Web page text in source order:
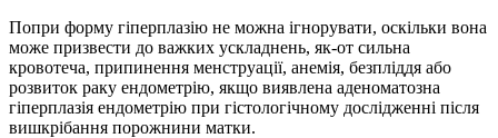
Попри форму гіперплазію не можна ігнорувати, оскільки вона
може призвести до важких ускладнень, як-от сильна
кровотеча, припинення менструації, анемія, безпліддя або
розвиток раку ендометрію, якщо виявлена аденоматозна
гіперплазія ендометрію при гістологічному дослідженні після
вишкрібання порожнини матки.